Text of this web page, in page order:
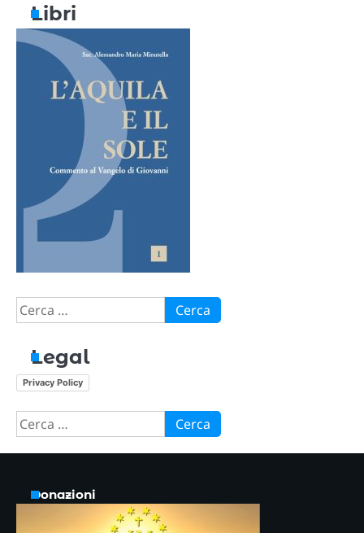
Libri
Ricerca
per:
Legal
Privacy Policy
Ricerca
per:
Donazioni